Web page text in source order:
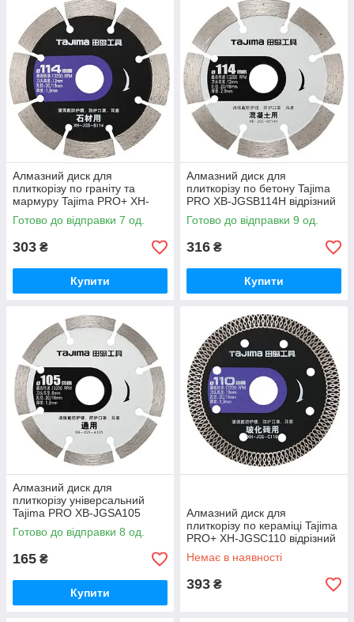
Алмазний диск для
плиткорізу по граніту та
мармуру Tajima PRO+ XH-
JGS-B114 відрізний 114 х 1,8
х 20 мм
Готово до відправки 7 од.
303 ₴
Купити
Алмазний диск для
плиткорізу по бетону Tajima
PRO XB-JGSB114H відрізний
114 х 2 х 20 мм
Готово до відправки 9 од.
316 ₴
Купити
Алмазний диск для
плиткорізу універсальний
Tajima PRO XB-JGSA105
відрізний 105 х 1,8 х 20 мм
Готово до відправки 8 од.
165 ₴
Купити
Алмазний диск для
плиткорізу по кераміці Tajima
PRO+ XH-JGSC110 відрізний
110 х 1,3 х 20 мм
Немає в наявності
393 ₴